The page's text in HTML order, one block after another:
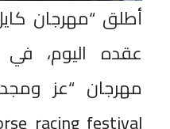
أطلق “مهرجان
عقده اليوم، في
مهرجان “عز